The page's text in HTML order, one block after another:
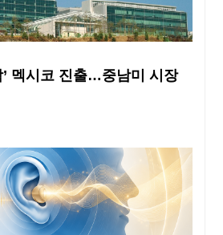
’ 멕시코 진출…중남미 시장